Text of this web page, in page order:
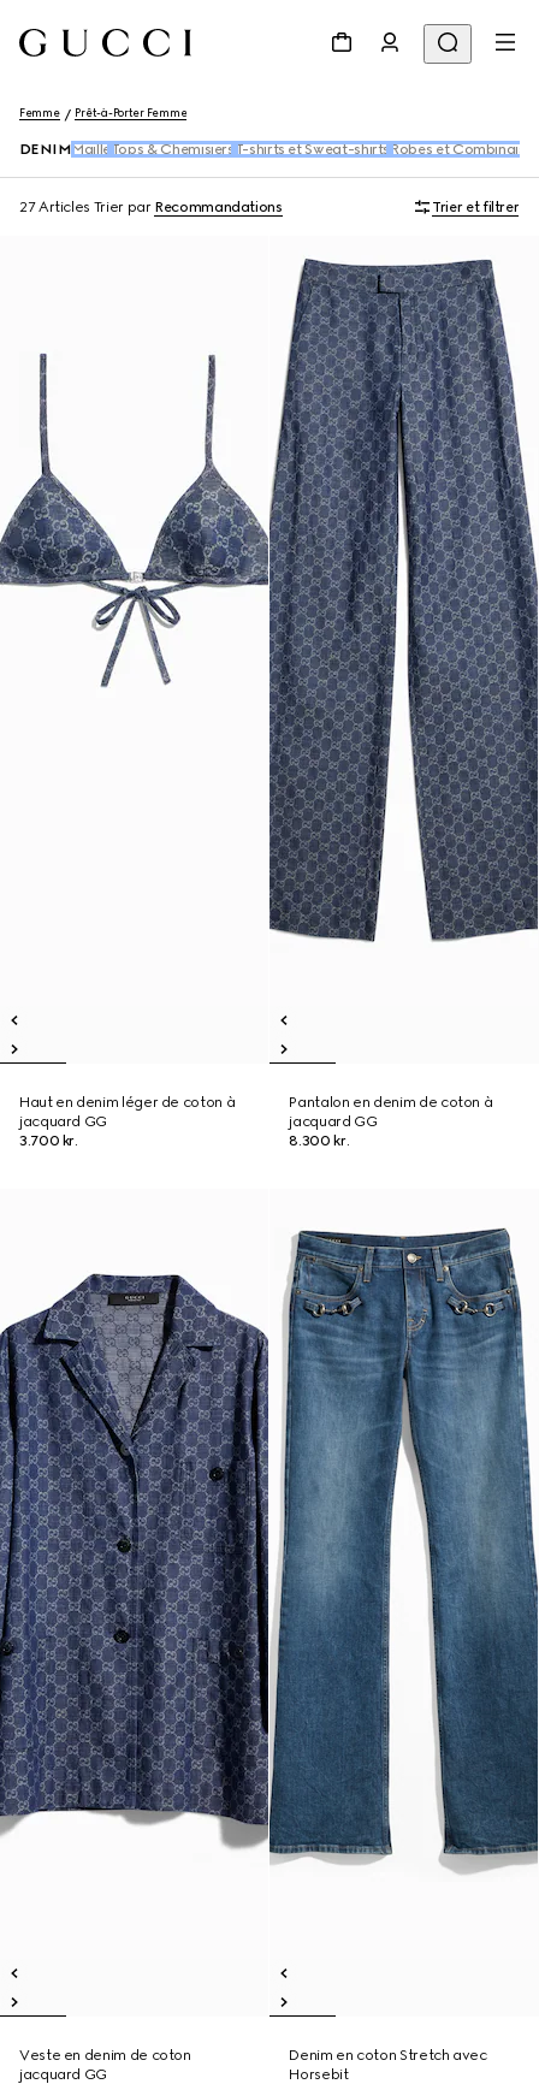
Femme Prêt-à-Porter Femme
DENIM Maille Tops & Chemisiers T-shirts et Sweat-shirts Robes et
27 Articles Trier par Recommandations Trier et filtrer
Haut en denim léger de coton à
jacquard GG
3.700 kr.
Pantalon en denim de coton à
jacquard GG
8.300 kr.
Veste en denim de coton
jacquard GG
Denim en coton Stretch avec
Horsebit